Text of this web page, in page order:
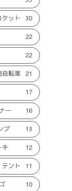
ット 30
22
22
自転車 21
17
ー 16
プ 13
キ 12
テント 11
10